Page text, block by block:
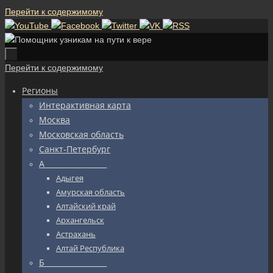
Перейти к содержимому
Перейти к содержимому
Регионы
Интерактивная карта
Москва
Московская область
Санкт-Петербург
А_________________
Адыгея
Амурская область
Алтайский край
Архангельск
Астрахань
Алтай Республика
Б_________________